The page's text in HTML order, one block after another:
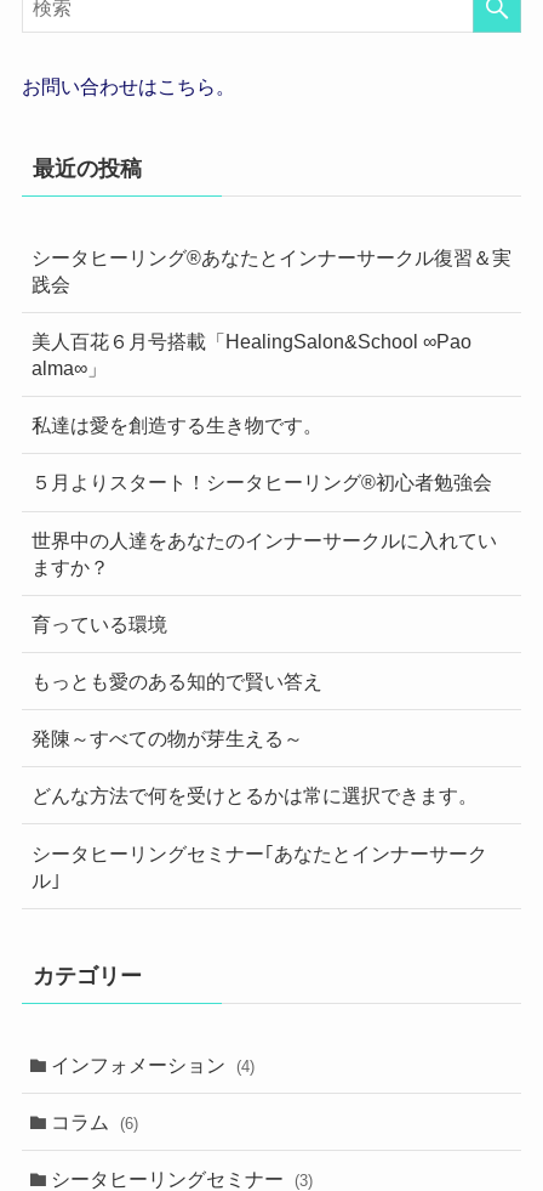
お問い合わせはこちら。
最近の投稿
シータヒーリング®あなたとインナーサークル復習＆実
践会
美人百花６月号搭載「HealingSalon&School ∞Pao
alma∞」
私達は愛を創造する生き物です。
５月よりスタート！シータヒーリング®初心者勉強会
世界中の人達をあなたのインナーサークルに入れてい
ますか？
育っている環境
もっとも愛のある知的で賢い答え
発陳～すべての物が芽生える～
どんな方法で何を受けとるかは常に選択できます。
シータヒーリングセミナー｢あなたとインナーサーク
ル｣
カテゴリー
インフォメーション (4)
コラム (6)
シータヒーリングセミナー (3)